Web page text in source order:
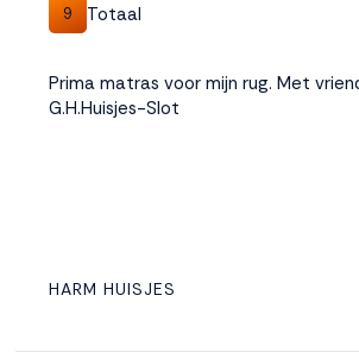
9 Totaal
Prima matras voor mijn rug. Met
G.H.Huisjes-Slot
HARM HUISJES